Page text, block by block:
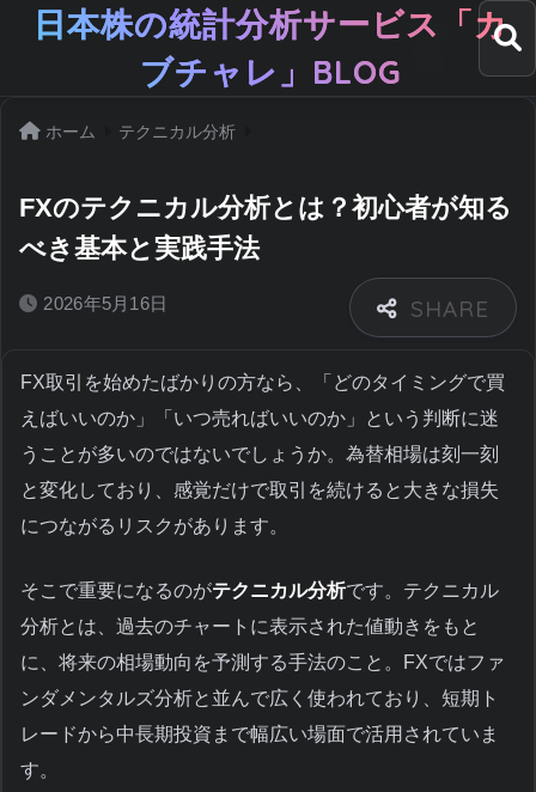
日本株の統計分析サービス「カ
ブチャレ」BLOG
ホーム テクニカル分析
FXのテクニカル分析とは？初心者が知る
べき基本と実践手法
2026年5月16日
FX取引を始めたばかりの方なら、「どのタイミングで買
えばいいのか」「いつ売ればいいのか」という判断に迷
うことが多いのではないでしょうか。為替相場は刻一刻
と変化しており、感覚だけで取引を続けると大きな損失
につながるリスクがあります。
そこで重要になるのがテクニカル分析です。テクニカル
分析とは、過去のチャートに表示された値動きをもと
に、将来の相場動向を予測する手法のこと。FXではファ
ンダメンタルズ分析と並んで広く使われており、短期ト
レードから中長期投資まで幅広い場面で活用されていま
す。